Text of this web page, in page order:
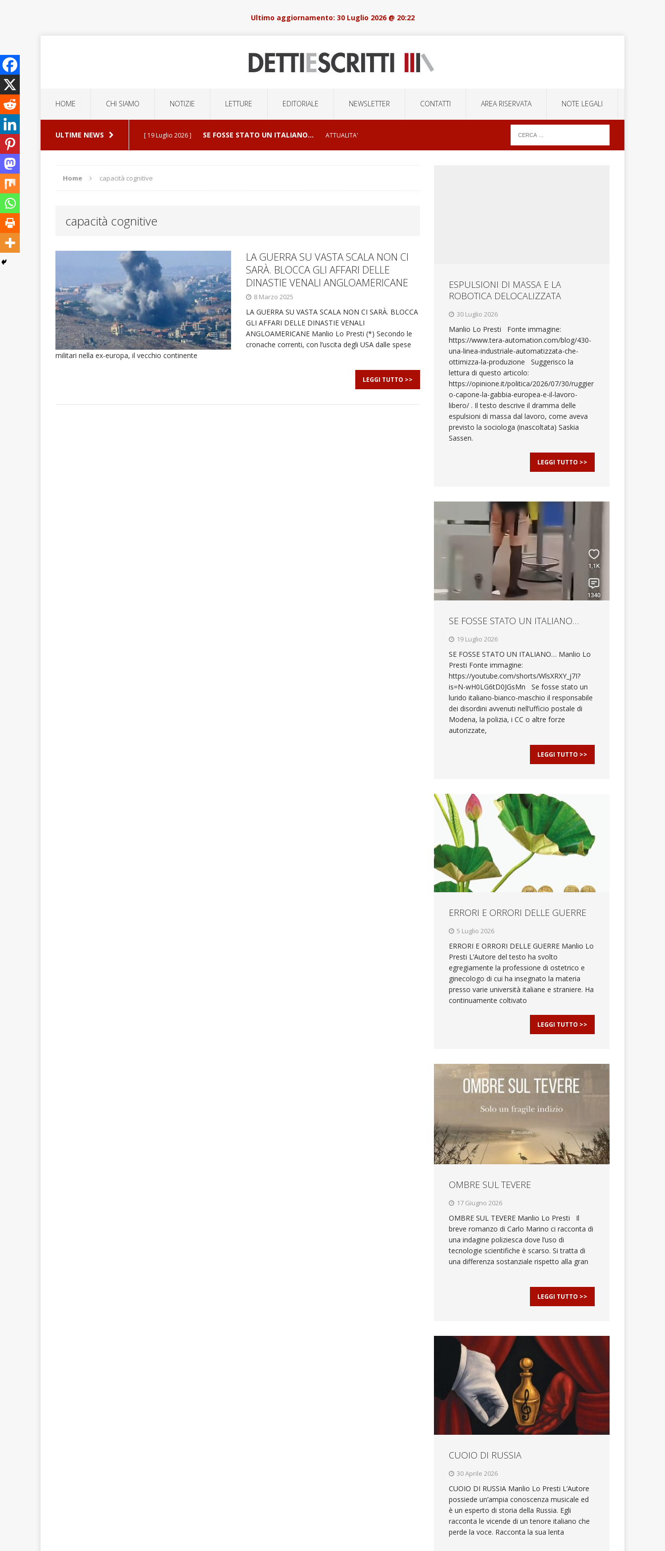
30 Luglio 2026 @ 20:22
HOME CHI SIAMO NOTIZIE LETTURE EDITORIALE NEWSLETTER CONTATTI AREA RISERVATA NOTE LEGALI
ULTIME NEWS [ 19 Luglio 2026 ] SE FOSSE STATO UN ITALIANO… ATTUALITA'
[ 5 Luglio 2026 ] ERRORI E ORRORI DELLE GUERRE CONFLITTI GEOPOLITICI
ATTUALITA'
Home capacità cognitive
capacità cognitive
LA GUERRA SU VASTA SCALA NON CI
SARÀ. BLOCCA GLI AFFARI DELLE
DINASTIE VENALI ANGLOAMERICANE
8 Marzo 2025
LA GUERRA SU VASTA SCALA NON CI SARÀ. BLOCCA
GLI AFFARI DELLE DINASTIE VENALI
ANGLOAMERICANE Manlio Lo Presti (*) Secondo le
cronache correnti, con l’uscita degli USA dalle spese
militari nella ex-europa, il vecchio continente
LEGGI TUTTO >>
ESPULSIONI DI MASSA E LA
ROBOTICA DELOCALIZZATA
30 Luglio 2026
Manlio Lo Presti Fonte immagine:
https://www.tera-automation.com/blog/430-
una-linea-industriale-automatizzata-che-
ottimizza-la-produzione Suggerisco la
lettura di questo articolo:
https://opinione.it/politica/2026/07/30/ruggier
o-capone-la-gabbia-europea-e-il-lavoro-
libero/ . Il testo descrive il dramma delle
espulsioni di massa dal lavoro, come aveva
previsto la sociologa (inascoltata) Saskia
Sassen.
LEGGI TUTTO >>
SE FOSSE STATO UN ITALIANO…
19 Luglio 2026
SE FOSSE STATO UN ITALIANO… Manlio Lo
Presti Fonte immagine:
https://youtube.com/shorts/WlsXRXY_j7I?
is=N-wH0LG6tD0JGsMn Se fosse stato un
lurido italiano-bianco-maschio il responsabile
dei disordini avvenuti nell’ufficio postale di
Modena, la polizia, i CC o altre forze
autorizzate,
LEGGI TUTTO >>
ERRORI E ORRORI DELLE GUERRE
5 Luglio 2026
ERRORI E ORRORI DELLE GUERRE Manlio Lo
Presti L’Autore del testo ha svolto
egregiamente la professione di ostetrico e
ginecologo di cui ha insegnato la materia
presso varie università italiane e straniere. Ha
continuamente coltivato
LEGGI TUTTO >>
OMBRE SUL TEVERE
17 Giugno 2026
OMBRE SUL TEVERE Manlio Lo Presti Il
breve romanzo di Carlo Marino ci racconta di
una indagine poliziesca dove l’uso di
tecnologie scientifiche è scarso. Si tratta di
una differenza sostanziale rispetto alla gran
LEGGI TUTTO >>
CUOIO DI RUSSIA
30 Aprile 2026
CUOIO DI RUSSIA Manlio Lo Presti L’Autore
possiede un’ampia conoscenza musicale ed
è un esperto di storia della Russia. Egli
racconta le vicende di un tenore italiano che
perde la voce. Racconta la sua lenta